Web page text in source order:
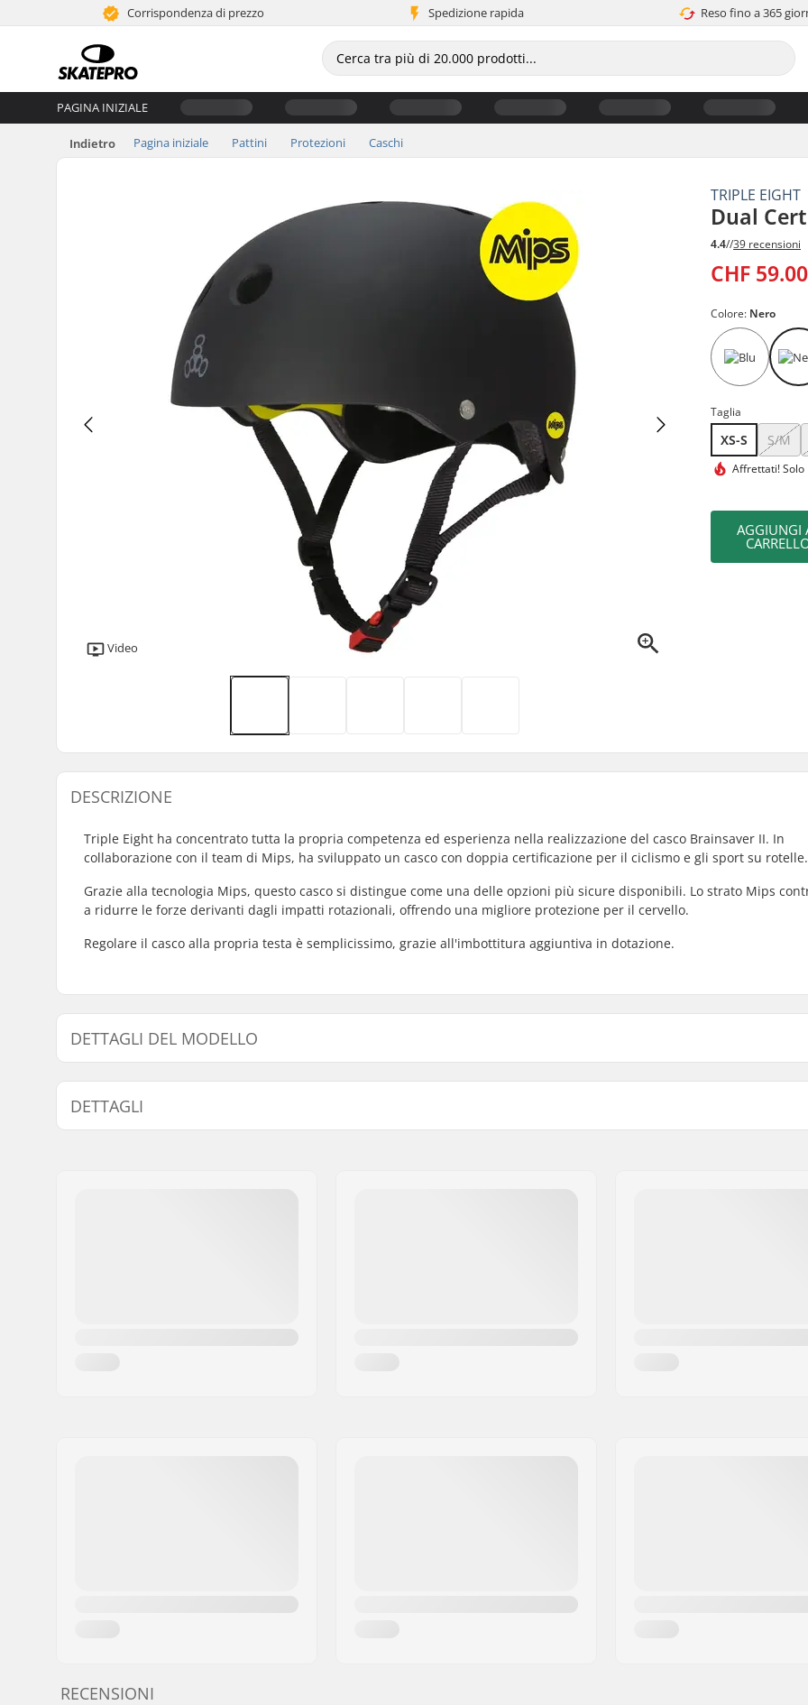
Corrispondenza di prezzo Spedizione rapida Reso fino a 365
PAGINA INIZIALE
Indietro Pagina iniziale Pattini Protezioni Caschi
TRIPLE EIGHT
Dual
4.4//39 recensioni
CHF 59.00
Video
Colore: Nero
Taglia
XS-S S/M
Affrettati!Solo
AGGIUNGI
DESCRIZIONE
Triple Eight ha concentrato tutta la propria competenza ed esperienza nella realizzazione del casco Brainsaver II. In
collaborazione con il team di Mips, ha sviluppato un casco con doppia certificazione per il ciclismo e gli sport su rotelle.
Grazie alla tecnologia Mips, questo casco si distingue come una delle opzioni più sicure disponibili. Lo strato Mips
a ridurre le forze derivanti dagli impatti rotazionali, offrendo una migliore protezione per il cervello.
Regolare il casco alla propria testa è semplicissimo, grazie all'imbottitura aggiuntiva in dotazione.
DETTAGLI DEL MODELLO
XS-S
DETTAGLI
RECENSIONI